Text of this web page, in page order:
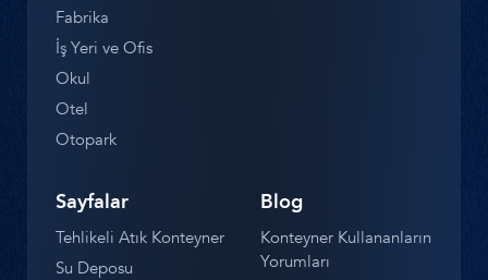
Fabrika
İş Yeri ve Ofis
Okul
Otel
Otopark
Sayfalar
Tehlikeli Atık Konteyner
Su Deposu
Blog
Konteyner Kullananların
Yorumları